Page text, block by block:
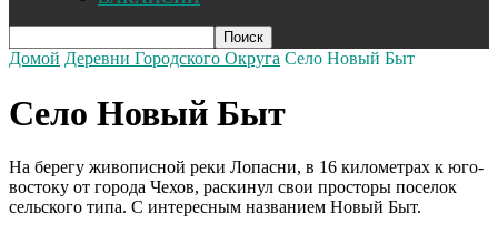
Домой Деревни Городского Округа Село Новый Быт
Село Новый Быт
На берегу живописной реки Лопасни, в 16 километрах к юго-
востоку от города Чехов, раскинул свои просторы поселок
сельского типа. С интересным названием Новый Быт.